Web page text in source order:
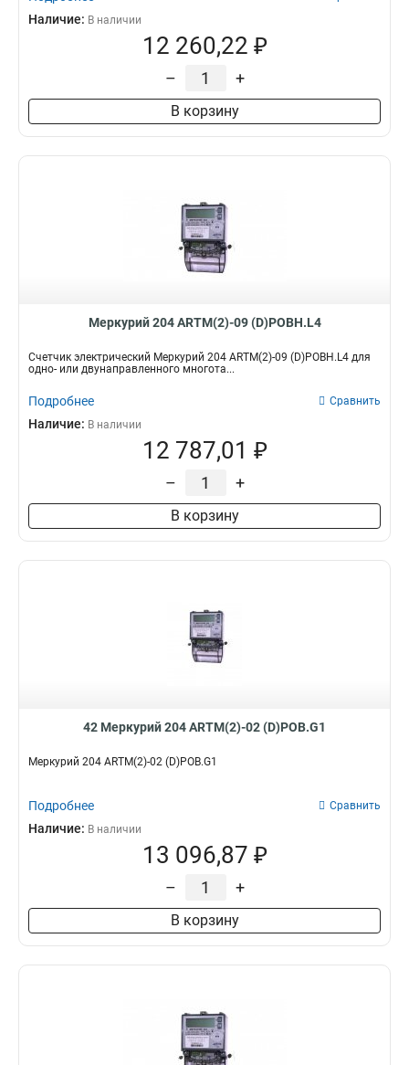
Наличие: В наличии
12 260,22 ₽
– +
В корзину
Меркурий 204 ARTM(2)-09 (D)POBH.L4
Счетчик электрический Меркурий 204 ARTM(2)-09 (D)POBH.L4 для
одно- или двунаправленного многота...
Подробнее Сравнить
Наличие: В наличии
12 787,01 ₽
– +
В корзину
42 Меркурий 204 ARTM(2)-02 (D)POB.G1
Меркурий 204 ARTM(2)-02 (D)POB.G1
Подробнее Сравнить
Наличие: В наличии
13 096,87 ₽
– +
В корзину